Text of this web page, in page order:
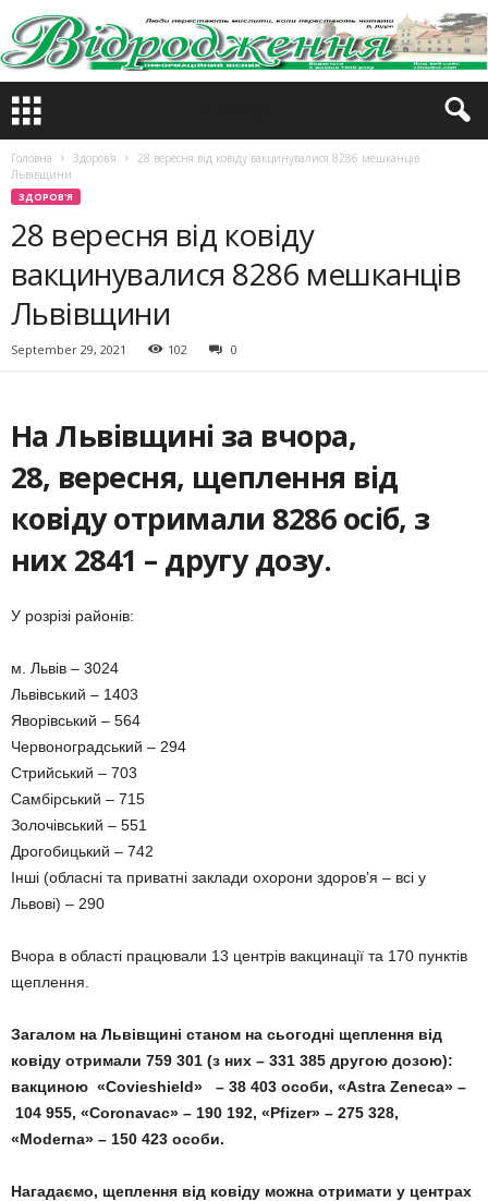
Головна Здоров'я
28 вересня від ковіду вакцинувалися 8286 мешканців
Львівщини
ЗДОРОВ'Я
28 вересня від ковіду
вакцинувалися 8286 мешканців
Львівщини
September 29, 2021 102 0
На Львівщині за вчора,
28, вересня, щеплення від
ковіду отримали 8286 осіб, з
них 2841 – другу дозу.
У розрізі районів:
м. Львів – 3024
Львівський – 1403
Яворівський – 564
Червоноградський – 294
Стрийський – 703
Самбірський – 715
Золочівський – 551
Дрогобицький – 742
Інші (обласні та приватні заклади охорони здоров’я – всі у
Львові) – 290
Вчора в області працювали 13 центрів вакцинації та 170 пунктів
щеплення.
Загалом на Львівщині станом на сьогодні щеплення від
ковіду отримали 759 301 (з них – 331 385 другою дозою):
вакциною «Covieshield» – 38 403 особи, «Astra Zeneca» –
104 955, «Coronavac» – 190 192, «Pfizer» – 275 328,
«Moderna» – 150 423 особи.
Нагадаємо, щеплення від ковіду можна отримати у центрах